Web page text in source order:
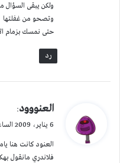
ولكن يبقى السؤال
وتصحو من غفلتها
حتى نمسك بزمام
رد
ي
ل
العنووود:
6 يناير، 2009 الساعة 11:59 م
العنود كانت هنا
فلاندري مانقول